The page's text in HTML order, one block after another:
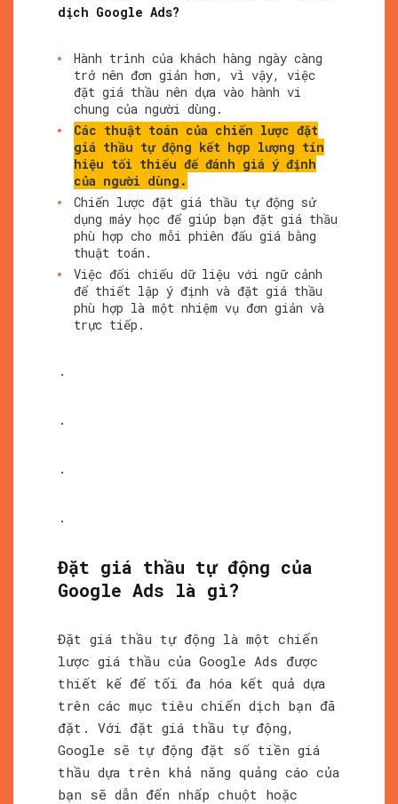
dịch Google Ads?
Hành trình của khách hàng ngày càng
trở nên đơn giản hơn, vì vậy, việc
đặt giá thầu nên dựa vào hành vi
chung của người dùng.
Các thuật toán của chiến lược đặt
giá thầu tự động kết hợp lượng tín
hiệu tối thiểu để đánh giá ý định
của người dùng.
Chiến lược đặt giá thầu tự động sử
dụng máy học để giúp bạn đặt giá thầu
phù hợp cho mỗi phiên đấu giá bằng
thuật toán.
Việc đối chiếu dữ liệu với ngữ cảnh
để thiết lập ý định và đặt giá thầu
phù hợp là một nhiệm vụ đơn giản và
trực tiếp.
.
.
.
.
Đặt giá thầu tự động của
Google Ads là gì?
Đặt giá thầu tự động là một chiến
lược giá thầu của Google Ads được
thiết kế để tối đa hóa kết quả dựa
trên các mục tiêu chiến dịch bạn đã
đặt. Với đặt giá thầu tự động,
Google sẽ tự động đặt số tiền giá
thầu dựa trên khả năng quảng cáo của
bạn sẽ dẫn đến nhấp chuột hoặc